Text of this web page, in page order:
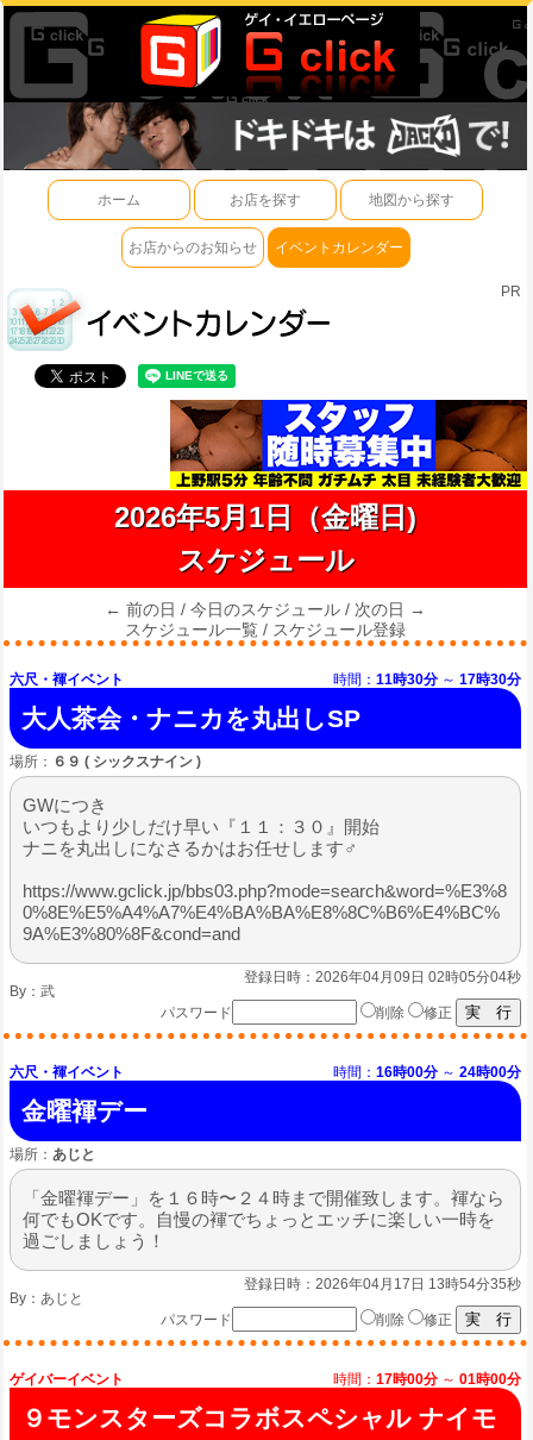
ホーム お店を探す 地図から探す
お店からのお知らせ イベントカレンダー
PR
2026年5月1日（金曜日)
スケジュール
← 前の日 / 今日のスケジュール / 次の日 →
スケジュール一覧 / スケジュール登録
六尺・褌イベント 時間： 11時30分 ～ 17時30分
大人茶会・ナニカを丸出しSP
場所： ６９ ( シックスナイン )
GWにつき
いつもより少しだけ早い『１１：３０』開始
ナニを丸出しになさるかはお任せします♂
https://www.gclick.jp/bbs03.php?mode=search&word=%E3%8
0%8E%E5%A4%A7%E4%BA%BA%E8%8C%B6%E4%BC%
9A%E3%80%8F&cond=and
登録日時：2026年04月09日 02時05分04秒
By： 武
パスワード
削除 修正
六尺・褌イベント 時間： 16時00分 ～ 24時00分
金曜褌デー
場所： あじと
「金曜褌デー」を１６時〜２４時まで開催致します。褌なら
何でもOKです。自慢の褌でちょっとエッチに楽しい一時を
過ごしましょう！
登録日時：2026年04月17日 13時54分35秒
By： あじと
パスワード
削除 修正
ゲイバーイベント 時間： 17時00分 ～ 01時00分
９モンスターズコラボスペシャル ナイモ